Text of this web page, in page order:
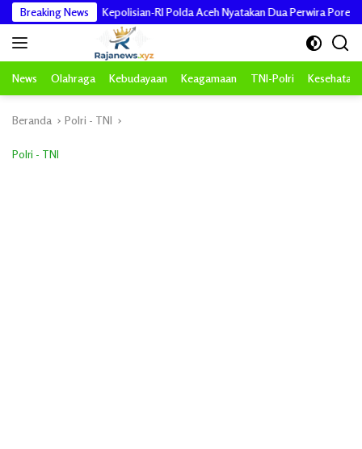
Langsung
ke
konten
Breaking News
Kepolisian-RI Polda Aceh Nyatakan Dua Perwira Poresta Banda Aceh
News Olahraga Kebudayaan Keagamaan TNI-Polri Kesehatan
Beranda Polri - TNI
Polri - TNI